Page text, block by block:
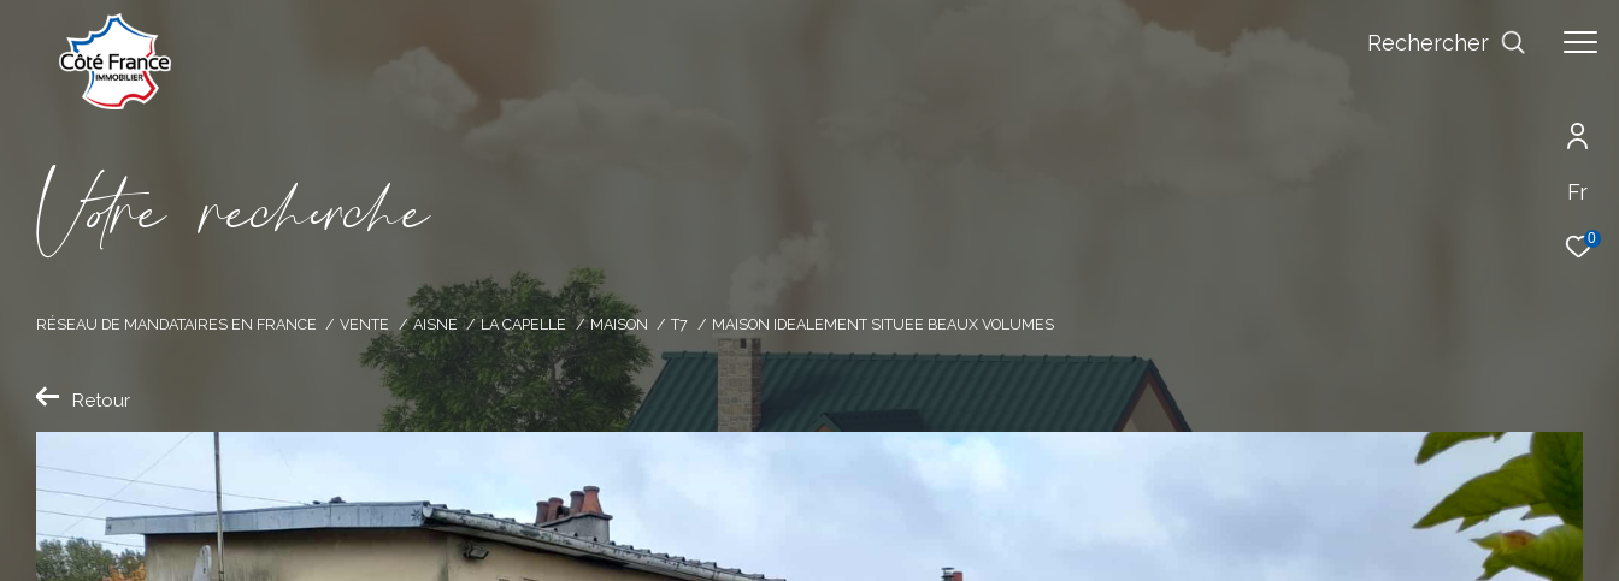
Fr
0
Rechercher
Vore recece
RÉSEAU DE MANDATAIRES EN FRANCE VENTE AISNE LA CAPELLE MAISON T7 MAISON IDEALEMENT SITUEE BEAUX VOLUMES
Retour